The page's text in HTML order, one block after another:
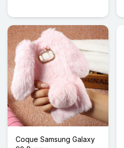
Coque Samsung Galaxy